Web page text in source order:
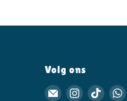
Volg ons
Email Animerch
Vind ons
Vind